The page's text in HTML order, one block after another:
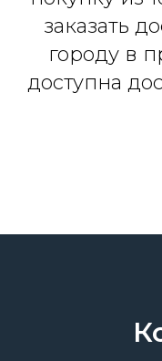
заказать
городу в
доступна